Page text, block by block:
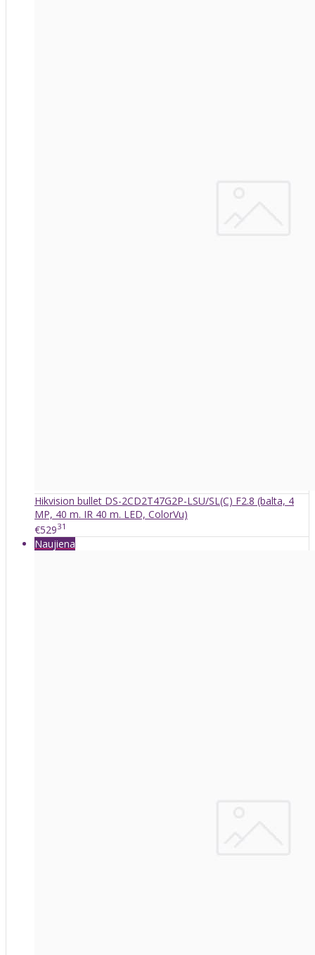
Hikvision bullet DS-2CD2T47G2P-LSU/SL(C) F2.8 (balta, 4
MP, 40 m. IR 40 m. LED, ColorVu)
€52931
Naujiena